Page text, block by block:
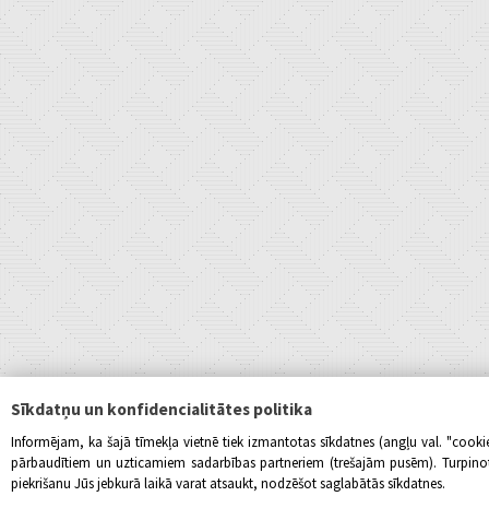
Sīkdatņu un konfidencialitātes politika
Informējam, ka šajā tīmekļa vietnē tiek izmantotas sīkdatnes (angļu val.
pārbaudītiem un uzticamiem sadarbības partneriem (trešajām pusēm).
piekrišanu Jūs jebkurā laikā varat atsaukt, nodzēšot saglabātās sīkdatnes.